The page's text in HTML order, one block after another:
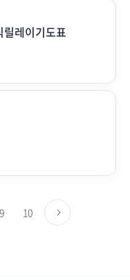
레이기도표
9 10
다음페이지로